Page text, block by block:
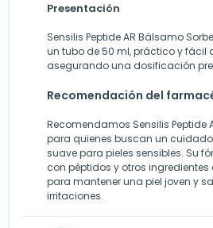
Presentación
Sensilis Peptide AR Bálsamo
un tubo de 50 ml, práctico y fácil
asegurando una dosificación
Recomendación del
Recomendamos Sensilis Peptide
para quienes buscan un
suave para pieles sensibles. Su
con péptidos y otros
para mantener una piel joven y
irritaciones.